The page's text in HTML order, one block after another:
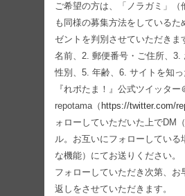
ご希望の方は、「ノラガミ」（
も同様の募集方法をしているた
ゼントを判別させていただきま
名前、2. 郵便番号・ご住所、3.
性別、5. 年齢、6. サイトを知
『れポたま！』公式ツイッター
repotama（ https://twitter.com/
ォローしていただいた上でDM
ル。お互いにフォローしている
な機能）にてお送りください。
フォローしていただき次第、お
返しをさせていただきます。